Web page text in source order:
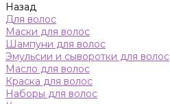
Назад
Для волос
Маски для волос
Шампуни для волос
Эмульсии и сыворотки для волос
Масло для волос
Краска для волос
Наборы для волос